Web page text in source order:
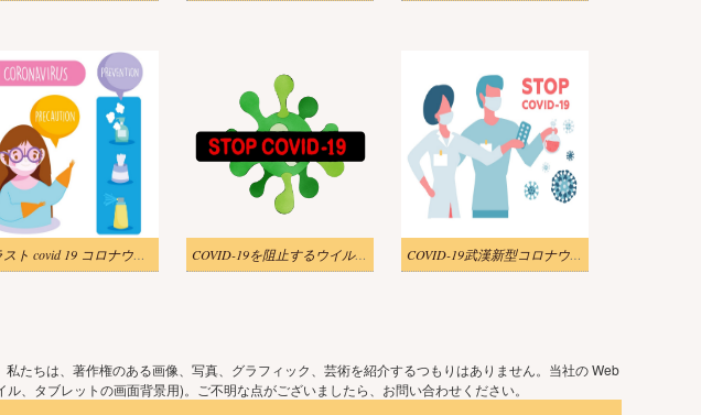
イラスト covid 19 コロナウイルスのインフォグラフィック、医療用マスクを持つ女の子、予防スプレー COVID-19を阻止するウイルスのイラスト付き看板 COVID-19武漢新型コロナウイルス2019-nCoV、医療用フェイスマスクをした医師の女性と男性。ウイルス検疫の概念。コロナウイルスの治療薬を手に持つ科学者。フラットのベクトル図です。
たちは、著作権のある画像、写真、グラフィック、芸術を紹介するつもりはありません。当社の Web
、タブレットの画面背景用)。ご不明な点がございましたら、お問い合わせください。